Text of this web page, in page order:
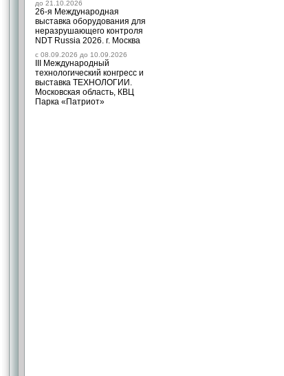
до 21.10.2026
26-я Международная
выставка оборудования для
неразрушающего контроля
NDT Russia 2026. г. Москва
c 08.09.2026 до 10.09.2026
III Международный
технологический конгресс и
выставка ТЕХНОЛОГИИ.
Московская область, КВЦ
Парка «Патриот»